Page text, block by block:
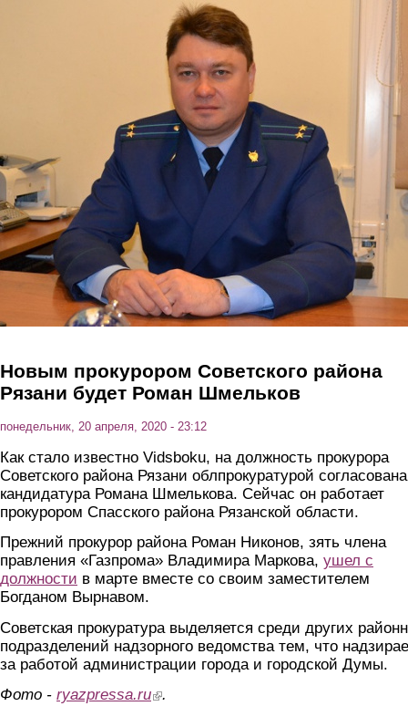
Перейти к основному содержанию
Новым прокурором Советского района
Рязани будет Роман Шмельков
понедельник, 20 апреля, 2020 - 23:12
Как стало известно Vidsboku, на должность прокурора
Советского района Рязани облпрокуратурой согласована
кандидатура Романа Шмелькова. Сейчас он работает
прокурором Спасского района Рязанской области.
Прежний прокурор района Роман Никонов, зять члена
правления «Газпрома» Владимира Маркова, ушел с
должности в марте вместе со своим заместителем
Богданом Вырнавом.
Советская прокуратура выделяется среди других
подразделений надзорного ведомства тем, что
за работой администрации города и городской Думы.
Фото - ryazpressa.ru(link is external)
.